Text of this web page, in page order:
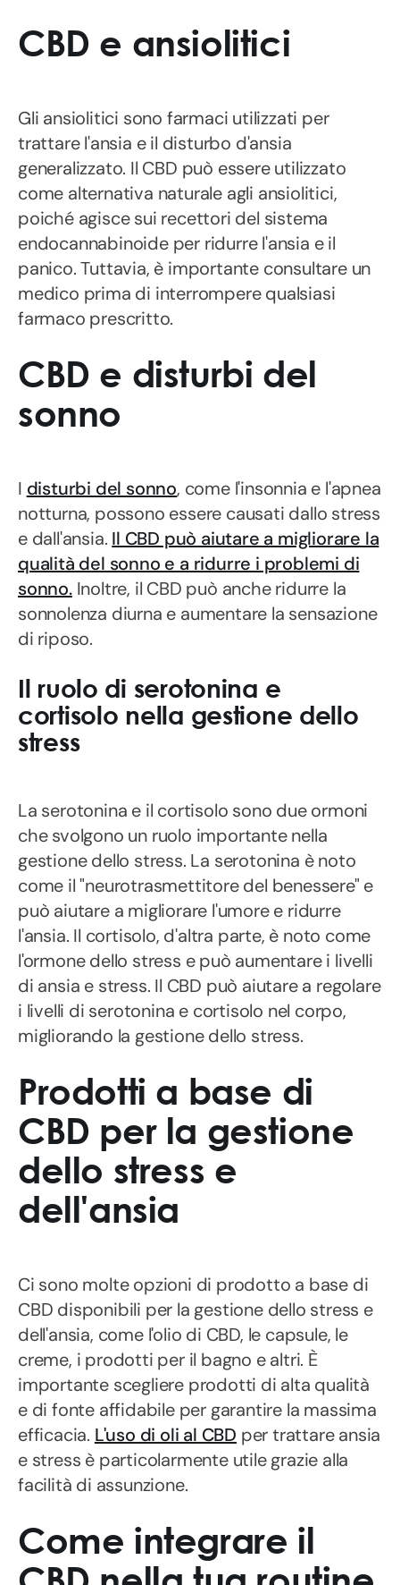
CBD e ansiolitici
Gli ansiolitici sono farmaci utilizzati per
trattare l'ansia e il disturbo d'ansia
generalizzato. Il CBD può essere utilizzato
come alternativa naturale agli ansiolitici,
poiché agisce sui recettori del sistema
endocannabinoide per ridurre l'ansia e il
panico. Tuttavia, è importante consultare un
medico prima di interrompere qualsiasi
farmaco prescritto.
CBD e disturbi del
sonno
I disturbi del sonno, come l'insonnia e l'apnea
notturna, possono essere causati dallo stress
e dall'ansia. Il CBD può aiutare a migliorare la
qualità del sonno e a ridurre i problemi di
sonno.Inoltre, il CBD può anche ridurre la
sonnolenza diurna e aumentare la sensazione
di riposo.
Il ruolo di serotonina e
cortisolo nella gestione dello
stress
La serotonina e il cortisolo sono due ormoni
che svolgono un ruolo importante nella
gestione dello stress. La serotonina è noto
come il "neurotrasmettitore del benessere" e
può aiutare a migliorare l'umore e ridurre
l'ansia. Il cortisolo, d'altra parte, è noto come
l'ormone dello stress e può aumentare i livelli
di ansia e stress. Il CBD può aiutare a regolare
i livelli di serotonina e cortisolo nel corpo,
migliorando la gestione dello stress.
Prodotti a base di
CBD per la gestione
dello stress e
dell'ansia
Ci sono molte opzioni di prodotto a base di
CBD disponibili per la gestione dello stress e
dell'ansia, come l'olio di CBD, le capsule, le
creme, i prodotti per il bagno e altri. È
importante scegliere prodotti di alta qualità
e di fonte affidabile per garantire la massima
efficacia. L'uso di oli al CBD per trattare ansia
e stress è particolarmente utile grazie alla
facilità di assunzione.
Come integrare il